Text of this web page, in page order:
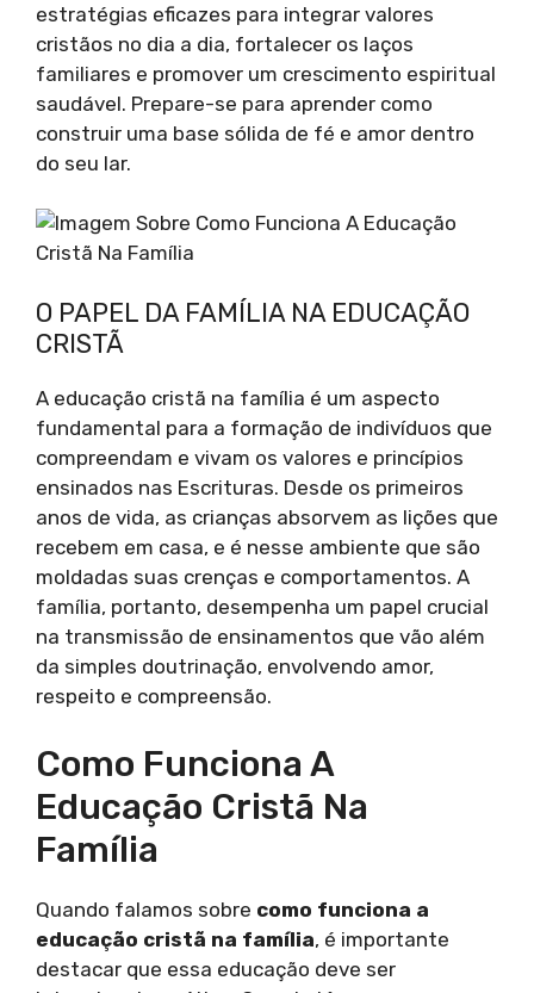
estratégias eficazes para integrar valores
cristãos no dia a dia, fortalecer os laços
familiares e promover um crescimento espiritual
saudável. Prepare-se para aprender como
construir uma base sólida de fé e amor dentro
do seu lar.
O PAPEL DA FAMÍLIA NA EDUCAÇÃO
CRISTÃ
A educação cristã na família é um aspecto
fundamental para a formação de indivíduos que
compreendam e vivam os valores e princípios
ensinados nas Escrituras. Desde os primeiros
anos de vida, as crianças absorvem as lições que
recebem em casa, e é nesse ambiente que são
moldadas suas crenças e comportamentos. A
família, portanto, desempenha um papel crucial
na transmissão de ensinamentos que vão além
da simples doutrinação, envolvendo amor,
respeito e compreensão.
Como Funciona A
Educação Cristã Na
Família
Quando falamos sobre como funciona a
educação cristã na família, é importante
destacar que essa educação deve ser